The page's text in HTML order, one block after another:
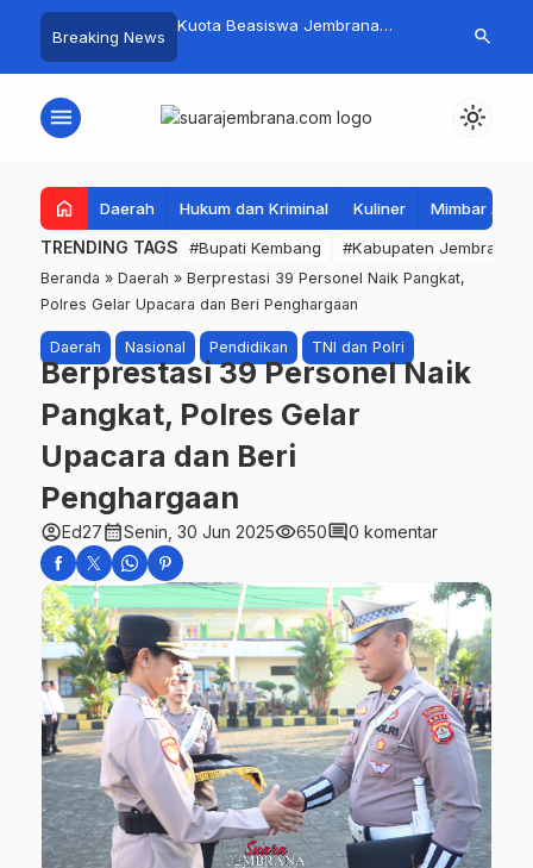
Breaking News
Kembang Beri
Warga Sri
Kuota Beasiswa Jembrana
Siapkan Upaya Penambahan di
Fantastis!
Jembrana
search
menu light_mode
home Daerah Hukum dan Kriminal Kuliner Mimbar
TRENDING TAGS #Bupati Kembang #Kabupaten Jembrana
Beranda » Daerah » Berprestasi 39 Personel Naik Pangkat,
Polres Gelar Upacara dan Beri Penghargaan
Daerah Nasional Pendidikan TNI dan Polri
Berprestasi 39 Personel Naik
Pangkat, Polres Gelar
Upacara dan Beri
Penghargaan
account_circleEd27calendar_monthSenin, 30 Jun 2025visibility650comment0 komentar